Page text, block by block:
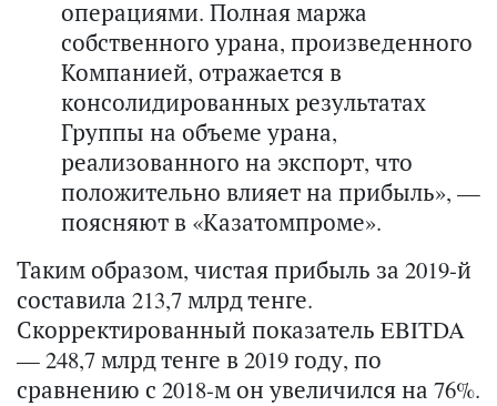
операциями. Полная маржа
собственного урана, произведенного
Компанией, отражается в
консолидированных результатах
Группы на объеме урана,
реализованного на экспорт, что
положительно влияет на прибыль», —
поясняют в «Казатомпроме».
Таким образом, чистая прибыль за 2019-й
составила 213,7 млрд тенге.
Скорректированный показатель EBITDA
— 248,7 млрд тенге в 2019 году, по
сравнению с 2018-м он увеличился на 76%.